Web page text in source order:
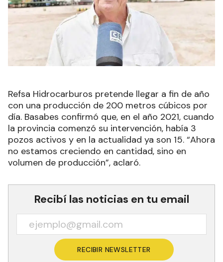
Refsa Hidrocarburos pretende llegar a fin de año
con una producción de 200 metros cúbicos por
día. Basabes confirmó que, en el año 2021, cuando
la provincia comenzó su intervención, había 3
pozos activos y en la actualidad ya son 15. “Ahora
no estamos creciendo en cantidad, sino en
volumen de producción”, aclaró.
Recibí las noticias en tu email
RECIBIR NEWSLETTER